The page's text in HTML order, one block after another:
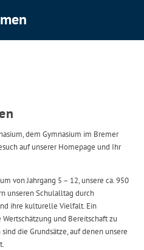
dem Gymnasium im Bremer
auf unserer Homepage und Ihr
von Jahrgang 5 – 12, unsere ca. 950
unseren Schulalltag durch
ihre kulturelle Vielfalt. Ein
und Bereitschaft zu
die Grundsätze, auf denen unsere